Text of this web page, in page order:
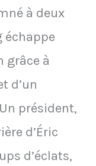
à deux
échappe
grâce à
d’un
président,
d’Éric
d’éclats,